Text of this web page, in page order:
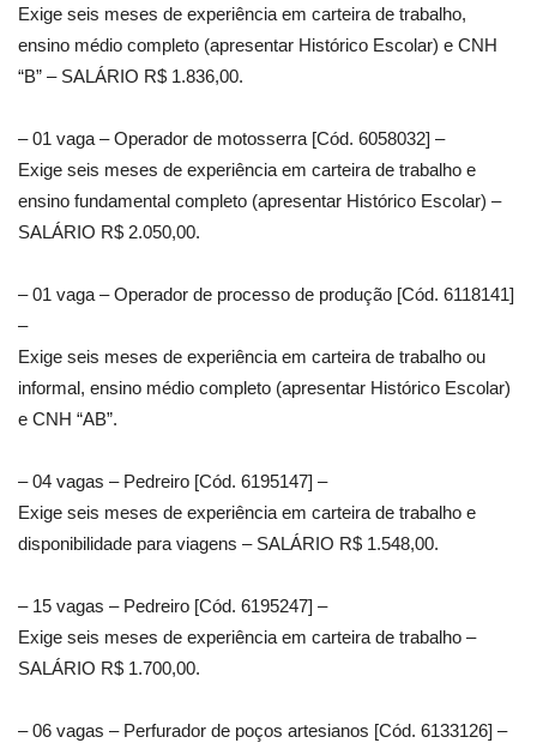
Exige seis meses de experiência em carteira de trabalho,
ensino médio completo (apresentar Histórico Escolar) e CNH
“B” – SALÁRIO R$ 1.836,00.
– 01 vaga – Operador de motosserra [Cód. 6058032] –
Exige seis meses de experiência em carteira de trabalho e
ensino fundamental completo (apresentar Histórico Escolar) –
SALÁRIO R$ 2.050,00.
– 01 vaga – Operador de processo de produção [Cód. 6118141]
–
Exige seis meses de experiência em carteira de trabalho ou
informal, ensino médio completo (apresentar Histórico Escolar)
e CNH “AB”.
– 04 vagas – Pedreiro [Cód. 6195147] –
Exige seis meses de experiência em carteira de trabalho e
disponibilidade para viagens – SALÁRIO R$ 1.548,00.
– 15 vagas – Pedreiro [Cód. 6195247] –
Exige seis meses de experiência em carteira de trabalho –
SALÁRIO R$ 1.700,00.
– 06 vagas – Perfurador de poços artesianos [Cód. 6133126] –